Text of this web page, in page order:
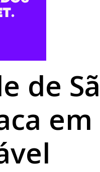
Mega-Sena
de